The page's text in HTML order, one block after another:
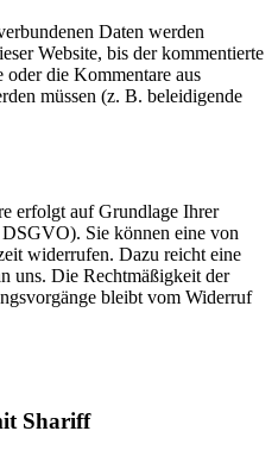
Daten werden
Website, bis der kommentierte
die Kommentare aus
müssen (z. B. beleidigende
erfolgt auf Grundlage Ihrer
Sie können eine von
widerrufen. Dazu reicht eine
uns. Die Rechtmäßigkeit der
bleibt vom Widerruf
Shariff